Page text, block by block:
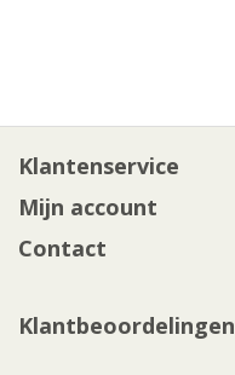
Klantenservice
Mijn account
Contact
Klantbeoordelingen